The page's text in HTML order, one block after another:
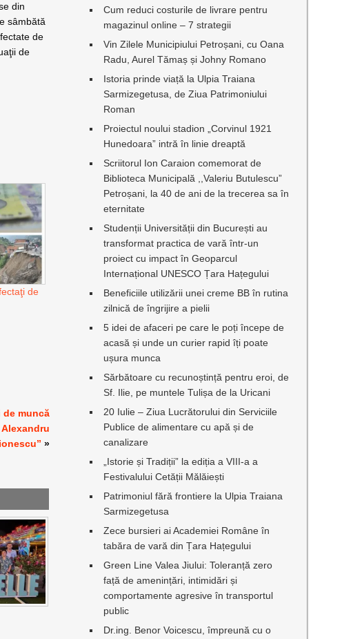
din
sâmbătă
de
de
de
de muncă
»
Cum reduci costurile de livrare pentru
magazinul online – 7 strategii
Vin Zilele Municipiului Petroșani, cu Oana
Radu, Aurel Tămaș și Johny Romano
Istoria prinde viață la Ulpia Traiana
Sarmizegetusa, de Ziua Patrimoniului
Roman
Proiectul noului stadion „Corvinul 1921
Hunedoara” intră în linie dreaptă
Scriitorul Ion Caraion comemorat de
Biblioteca Municipală ,,Valeriu Butulescu”
Petroșani, la 40 de ani de la trecerea sa în
eternitate
Studenții Universității din București au
transformat practica de vară într-un
proiect cu impact în Geoparcul
Internațional UNESCO Țara Hațegului
Beneficiile utilizării unei creme BB în rutina
zilnică de îngrijire a pielii
5 idei de afaceri pe care le poți începe de
acasă și unde un curier rapid îți poate
ușura munca
Sărbătoare cu recunoștință pentru eroi, de
Sf. Ilie, pe muntele Tulișa de la Uricani
20 Iulie – Ziua Lucrătorului din Serviciile
Publice de alimentare cu apă și de
canalizare
„Istorie și Tradiții” la ediția a VIII-a a
Festivalului Cetății Mălăiești
Patrimoniul fără frontiere la Ulpia Traiana
Sarmizegetusa
Zece bursieri ai Academiei Române în
tabăra de vară din Țara Hațegului
Green Line Valea Jiului: Toleranță zero
față de amenințări, intimidări și
comportamente agresive în transportul
public
Dr.ing. Benor Voicescu, împreună cu o